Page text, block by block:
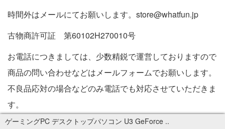
ゲーミングPC デスクトップパソコン U3 GeForce ..
時間外はメールにてお願いします。store@whatfun.jp
古物商許可証 第60102H270010号
お電話につきましては、少数精鋭で運営しておりますので
商品の問い合わせなどはメールフォームでお願いします。
不良品応対の場合などのみ電話でも対応させていただきま
す。
特定商取引法に基づく表記